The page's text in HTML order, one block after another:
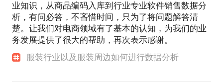
业知识，从商品编码入库到行业专业软件销售数据分
析，有问必答，不吝惜时间，只为了将问题解答清
楚。让我们对电商领域有了基本的认知，为我们的业
务发展提供了很大的帮助，再次表示感谢。
服装行业以及服装周边如何进行数据分析